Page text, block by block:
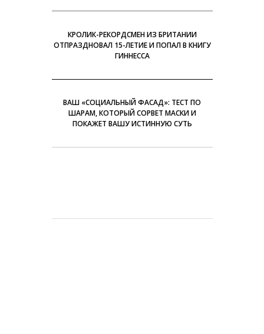
КРОЛИК-РЕКОРДСМЕН ИЗ БРИТАНИИ
ОТПРАЗДНОВАЛ 15-ЛЕТИЕ И ПОПАЛ В КНИГУ
ГИННЕССА
ВАШ «СОЦИАЛЬНЫЙ ФАСАД»: ТЕСТ ПО
ШАРАМ, КОТОРЫЙ СОРВЕТ МАСКИ И
ПОКАЖЕТ ВАШУ ИСТИННУЮ СУТЬ